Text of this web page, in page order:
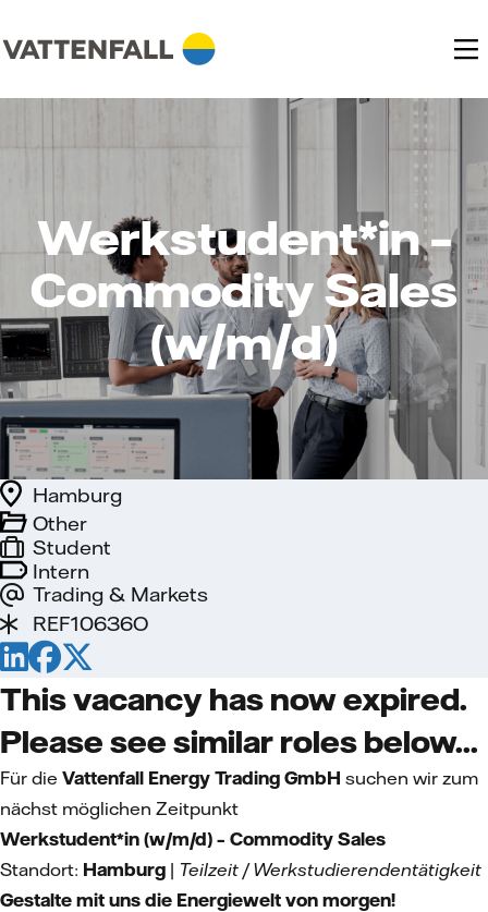
Werkstudent*in –
Commodity Sales
(w/m/d)
Intern
Trading & Markets
Hamburg
Student
Other
REF10636O
This vacancy has now expired.
Please see similar roles below...
Für die Vattenfall Energy Trading GmbH suchen wir zum
nächst möglichen Zeitpunkt
Werkstudent*in (w/m/d) – Commodity Sales
Standort: Hamburg | Teilzeit / Werkstudierendentätigkeit
Gestalte mit uns die Energiewelt von morgen!